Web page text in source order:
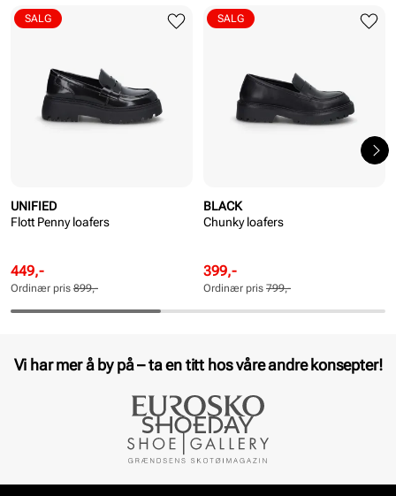
UNIFIED
Flott Penny loafers
Rabattert
pris
Pris
449,-
Ordinær
pris
Pris
Ordinær pris 899,-
SALG
BLACK
Chunky loafers
Rabattert
pris
Pris
399,-
Ordinær
pris
Pris
Ordinær pris 799,-
SALG
Vi har mer å by på – ta en titt hos våre andre konsepter!